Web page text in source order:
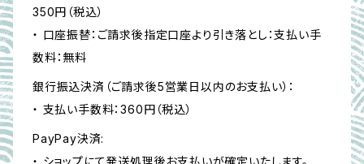
350円（税込）
・ 口座振替：ご請求後指定口座より引き落とし：支払い手
数料：無料
銀行振込決済（ご請求後5営業日以内のお支払い）：
・ 支払い手数料：360円（税込）
PayPay決済:
・ ショップにて発送処理後お支払いが確定いたします。